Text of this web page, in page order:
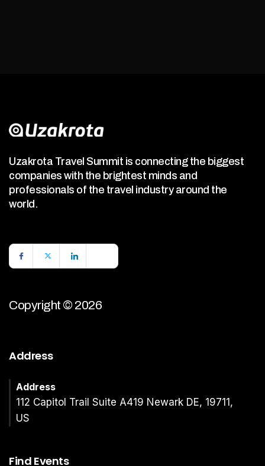
Uzakrota Travel Summit is connecting the biggest
companies with the brightest minds and
professionals of the travel industry around the
world.
Copyright © 2026
Address
Address
112 Capitol Trail Suite A419 Newark DE, 19711,
US
Find Events